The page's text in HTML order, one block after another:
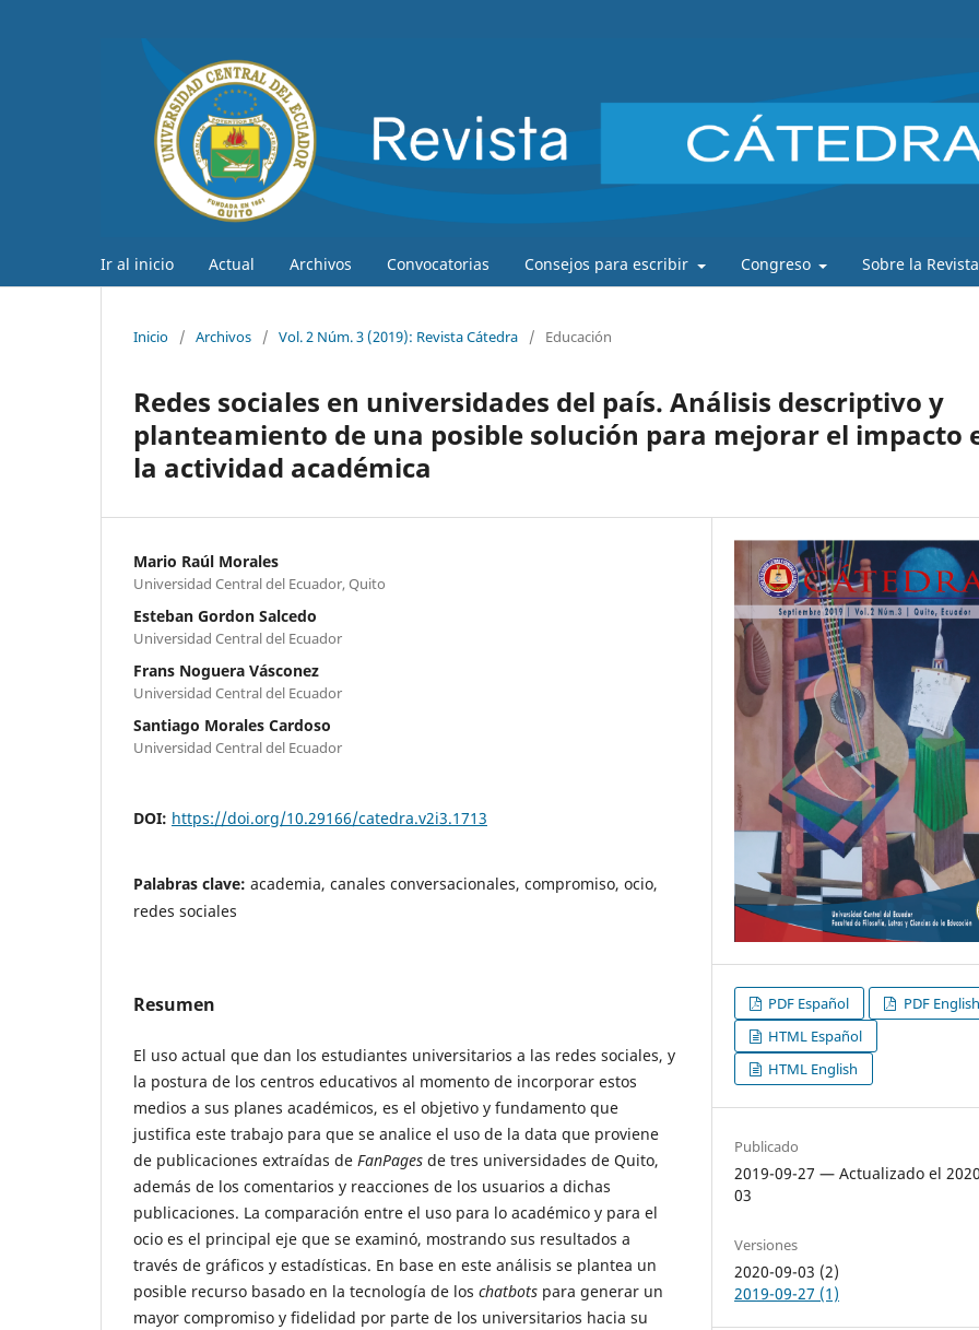
Ir al inicio Actual Archivos Convocatorias Consejos para escribir Congreso Sobre la Revista
Inicio / Archivos / Vol. 2 Núm. 3 (2019): Revista Cátedra / Educación
Redes sociales en universidades del país. Análisis descriptivo y
planteamiento de una posible solución para mejorar el impacto
la actividad académica
Mario Raúl Morales
Universidad Central del Ecuador, Quito
Esteban Gordon Salcedo
Universidad Central del Ecuador
Frans Noguera Vásconez
Universidad Central del Ecuador
Santiago Morales Cardoso
Universidad Central del Ecuador
DOI: https://doi.org/10.29166/catedra.v2i3.1713
Palabras clave: academia, canales conversacionales, compromiso, ocio,
redes sociales
Resumen
El uso actual que dan los estudiantes universitarios a las redes sociales, y
la postura de los centros educativos al momento de incorporar estos
medios a sus planes académicos, es el objetivo y fundamento que
justifica este trabajo para que se analice el uso de la data que proviene
de publicaciones extraídas de FanPages de tres universidades de Quito,
además de los comentarios y reacciones de los usuarios a dichas
publicaciones. La comparación entre el uso para lo académico y para el
ocio es el principal eje que se examinó, mostrando sus resultados a
través de gráficos y estadísticas. En base en este análisis se plantea un
posible recurso basado en la tecnología de los chatbots para generar un
mayor compromiso y fidelidad por parte de los universitarios hacia su
PDF Español
PDF English
HTML Español
HTML English
Publicado
2019-09-27 — Actualizado el
03
Versiones
2020-09-03 (2)
2019-09-27 (1)